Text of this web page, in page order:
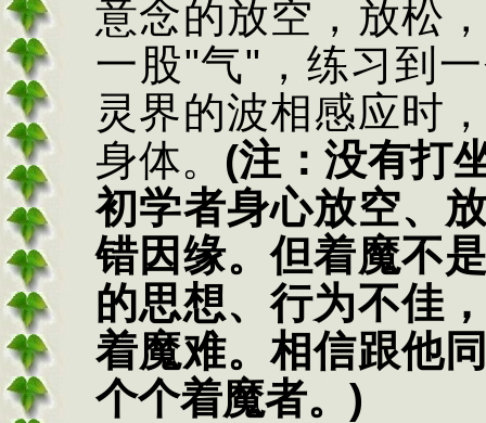
意念的放空，放松
一股"气" ，练习到
灵界的波相感应时
身体。 (注：没有打
初学者身心放空、
错因缘。但着魔不
的思想、行为不佳
着魔难。相信跟他
个个着魔者。 )